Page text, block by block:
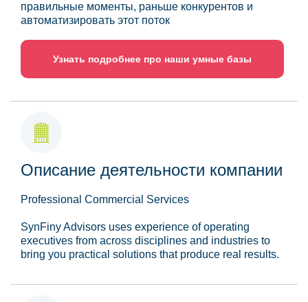
правильные моменты, раньше конкурентов и
автоматизировать этот поток
Узнать подробнее про наши умные базы
Описание деятельности компании
Professional Commercial Services
SynFiny Advisors uses experience of operating
executives from across disciplines and industries to
bring you practical solutions that produce real results.